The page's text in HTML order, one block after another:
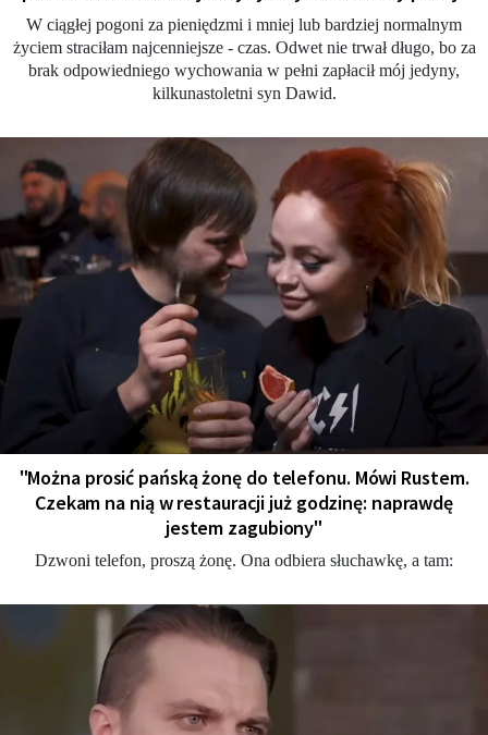
W ciągłej pogoni za pieniędzmi i mniej lub bardziej normalnym
życiem straciłam najcenniejsze - czas. Odwet nie trwał długo, bo za
brak odpowiedniego wychowania w pełni zapłacił mój jedyny,
kilkunastoletni syn Dawid.
"Można prosić pańską żonę do telefonu. Mówi Rustem.
Czekam na nią w restauracji już godzinę: naprawdę
jestem zagubiony"
Dzwoni telefon, proszą żonę. Ona odbiera słuchawkę, a tam: